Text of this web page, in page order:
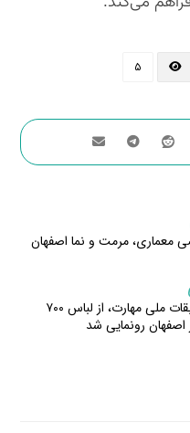
۵
معماری، مرمت و نما اصفهان
در آستانه بیست‌ودومین دوره مسابقات ملی مهارت، از لباس ۷۰۰
اصفهان رونمایی شد